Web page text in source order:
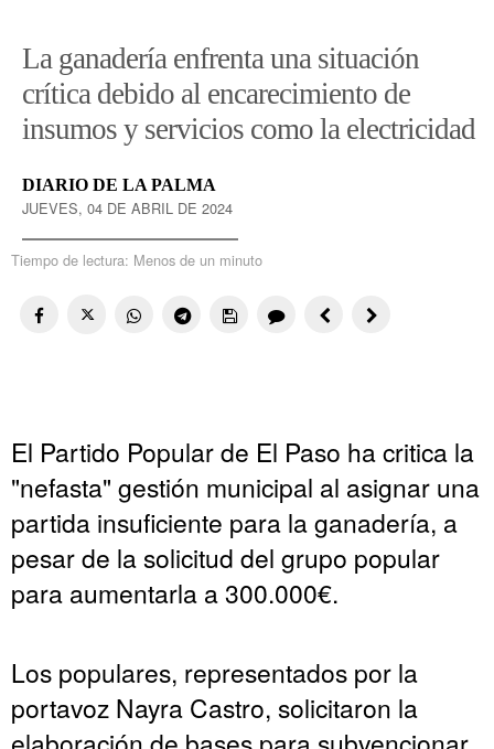
La ganadería enfrenta una situación
crítica debido al encarecimiento de
insumos y servicios como la electricidad
DIARIO DE LA PALMA
JUEVES, 04 DE ABRIL DE 2024
Tiempo de lectura: Menos de un minuto
El Partido Popular de El Paso ha critica la
"nefasta" gestión municipal al asignar una
partida insuficiente para la ganadería, a
pesar de la solicitud del grupo popular
para aumentarla a 300.000€.
Los populares, representados por la
portavoz Nayra Castro, solicitaron la